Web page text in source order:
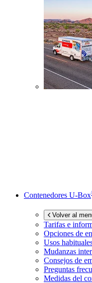
Contenedores U-Box
Volver al
Tarifas e
Opciones de
Usos
Mudanzas
Consejos de
Preguntas
Medidas del